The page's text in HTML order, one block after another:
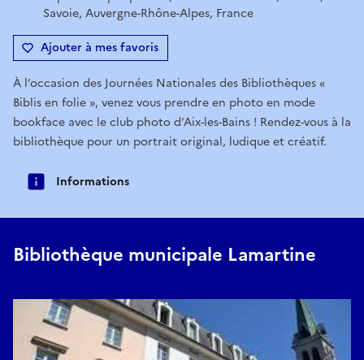
Savoie, Auvergne-Rhône-Alpes, France
Ajouter à mes favoris
À l’occasion des Journées Nationales des Bibliothèques «
Biblis en folie », venez vous prendre en photo en mode
bookface avec le club photo d’Aix-les-Bains ! Rendez-vous à la
bibliothèque pour un portrait original, ludique et créatif.
Informations
Bibliothèque municipale Lamartine